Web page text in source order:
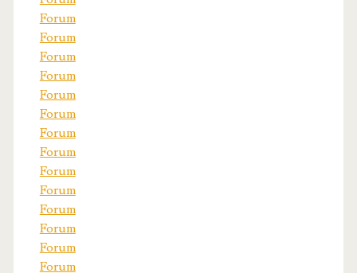
Forum
Forum
Forum
Forum
Forum
Forum
Forum
Forum
Forum
Forum
Forum
Forum
Forum
Forum